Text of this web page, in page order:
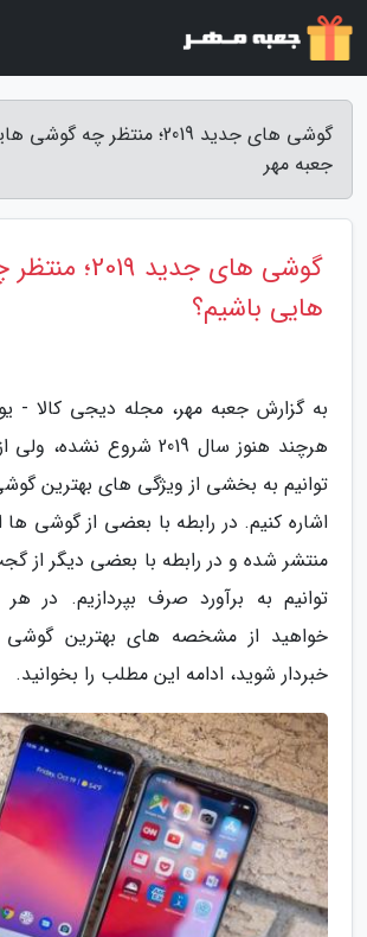
گوشی های جدید 2019؛ منتظر چه
جعبه مهر
گوشی های جدید
هایی باشیم؟
به گزارش جعبه مهر، مجله دیجی کالا -
هرچند هنوز سال 2019 شروع
اشاره کنیم. در رابطه با بعضی از گوشی
منتشر شده و در رابطه با بعضی دیگر از
توانیم به برآورد صرف بپردازیم. در
خبردار شوید، ادامه این مطلب را بخوانید.